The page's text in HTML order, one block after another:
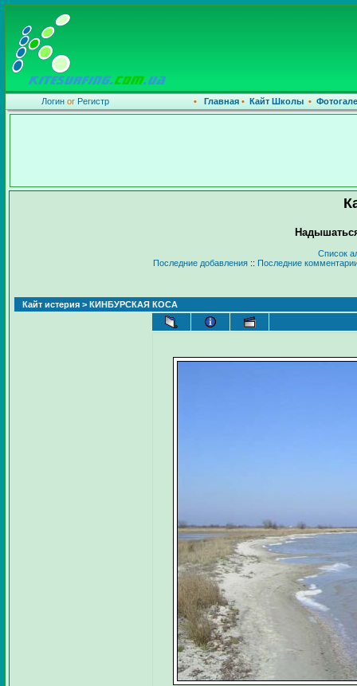
Логин or Регистр • Главная• Кайт Школы •
Список
Последние добавления:: Последние
Кайт истерия > КИНБУРСКАЯ КОСА